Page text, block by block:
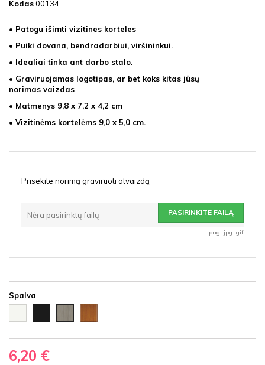
Kodas00134
• Patogu išimti vizitines korteles
• Puiki dovana, bendradarbiui, viršininkui.
• Idealiai tinka ant darbo stalo.
• Graviruojamas logotipas, ar bet koks kitas jūsų
norimas vaizdas
• Matmenys 9,8 x 7,2 x 4,2 cm
• Vizitinėms kortelėms 9,0 x 5,0 cm.
Prisekite norimą graviruoti atvaizdą
Nėra pasirinktų failų PASIRINKITE FAILĄ
.png .jpg .gif
Spalva
HDF
HDF
latte
HDF
6,20 €